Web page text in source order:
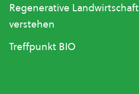
Regenerative Landwirtschaft
verstehen
Treffpunkt BIO